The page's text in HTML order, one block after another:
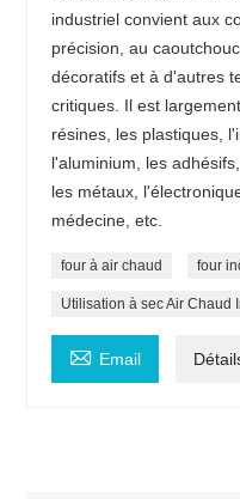
industriel convient aux
précision, au
décoratifs et à d'autres
critiques. Il est
résines, les plastiques,
l'aluminium, les
les métaux,
médecine, etc.
four à air chaud four
Utilisation à sec Air Chaud
 Email